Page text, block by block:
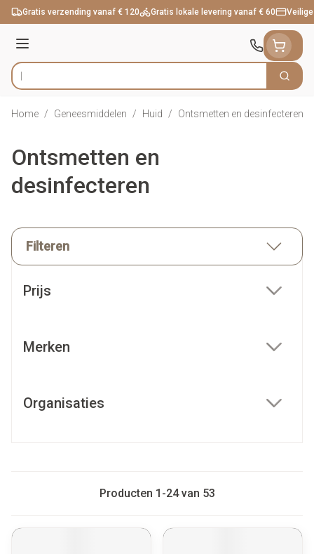
Ga naar de inhoud
Gratis verzending vanaf € 120 Gratis lokale levering vanaf € 60
Menu
Product, merk, categorie... Zoek
Home / Geneesmiddelen / Huid / Ontsmetten en desinfecteren
Ontsmetten en
desinfecteren
Filteren
Prijs
Merken
Organisaties
Producten 1 -24van 53